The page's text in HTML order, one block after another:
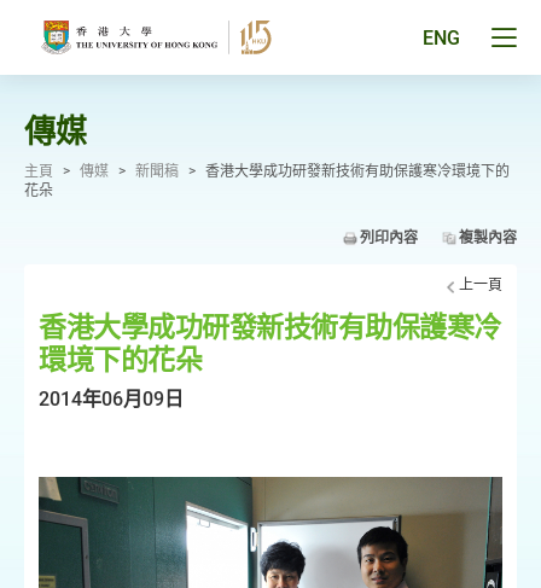
ENG
傳媒
主頁 > 傳媒 > 新聞稿 > 香港大學成功研發新技術有助保護寒冷環境下的
花朵
列印內容 複製內容
上一頁
香港大學成功研發新技術有助保護寒冷
環境下的花朵
2014年06月09日